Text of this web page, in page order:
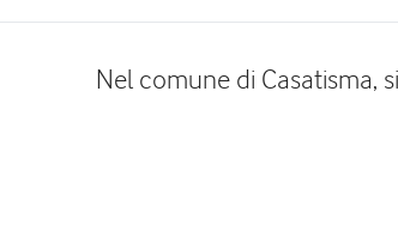
Nel comune di Casatisma,